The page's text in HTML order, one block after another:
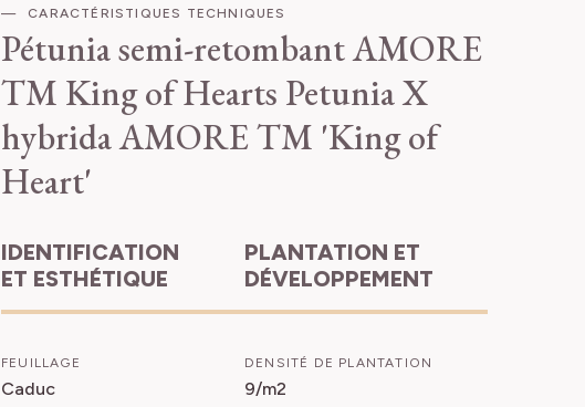
CARACTÉRISTIQUES TECHNIQUES
Pétunia semi-retombant AMORE
TM King of Hearts Petunia X
hybrida AMORE TM 'King of
Heart'
IDENTIFICATION
ET ESTHÉTIQUE
FEUILLAGE
Caduc
PLANTATION ET
DÉVELOPPEMENT
DENSITÉ DE PLANTATION
9/m2